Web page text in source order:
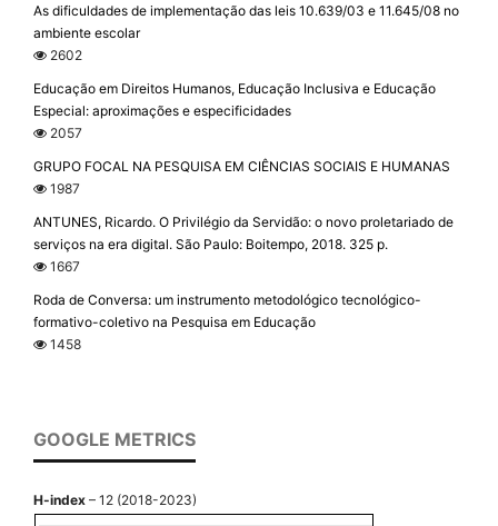
As dificuldades de implementação das leis 10.639/03 e 11.645/08 no
ambiente escolar
2602
Educação em Direitos Humanos, Educação Inclusiva e Educação
Especial: aproximações e especificidades
2057
GRUPO FOCAL NA PESQUISA EM CIÊNCIAS SOCIAIS E HUMANAS
1987
ANTUNES, Ricardo. O Privilégio da Servidão: o novo proletariado de
serviços na era digital. São Paulo: Boitempo, 2018. 325 p.
1667
Roda de Conversa: um instrumento metodológico tecnológico-
formativo-coletivo na Pesquisa em Educação
1458
GOOGLE METRICS
H-index – 12 (2018-2023)